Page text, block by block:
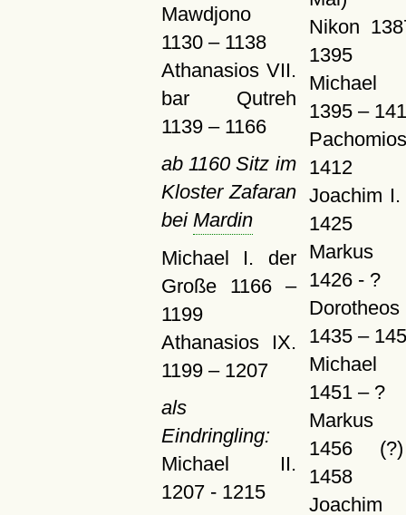
Mawdjono
1130 – 1138
Athanasios VII.
bar Qutreh
1139 – 1166
ab 1160 Sitz im
Kloster Zafaran
bei Mardin
Michael I. der
Große 1166 –
1199
Athanasios IX.
1199 – 1207
als
Eindringling:
Michael II.
1207 - 1215
Nikon
1395
1395 –
1412
Joachim
1425
1426 - ?
Dorotheos
1435 –
Michael
1451 – ?
Markus
1456
1458